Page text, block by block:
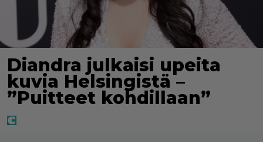
Diandra julkaisi upeita
kuvia Helsingistä –
”Puitteet kohdillaan”